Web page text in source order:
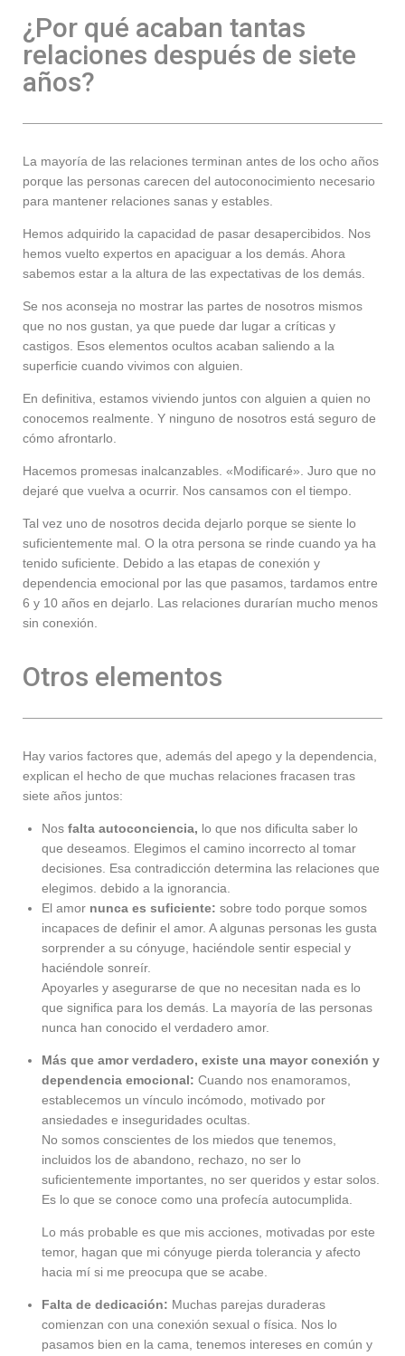
¿Por qué acaban tantas
relaciones después de siete
años?
La mayoría de las relaciones terminan antes de los ocho años
porque las personas carecen del autoconocimiento necesario
para mantener relaciones sanas y estables.
Hemos adquirido la capacidad de pasar desapercibidos. Nos
hemos vuelto expertos en apaciguar a los demás. Ahora
sabemos estar a la altura de las expectativas de los demás.
Se nos aconseja no mostrar las partes de nosotros mismos
que no nos gustan, ya que puede dar lugar a críticas y
castigos. Esos elementos ocultos acaban saliendo a la
superficie cuando vivimos con alguien.
En definitiva, estamos viviendo juntos con alguien a quien no
conocemos realmente. Y ninguno de nosotros está seguro de
cómo afrontarlo.
Hacemos promesas inalcanzables. «Modificaré». Juro que no
dejaré que vuelva a ocurrir. Nos cansamos con el tiempo.
Tal vez uno de nosotros decida dejarlo porque se siente lo
suficientemente mal. O la otra persona se rinde cuando ya ha
tenido suficiente. Debido a las etapas de conexión y
dependencia emocional por las que pasamos, tardamos entre
6 y 10 años en dejarlo. Las relaciones durarían mucho menos
sin conexión.
Otros elementos
Hay varios factores que, además del apego y la dependencia,
explican el hecho de que muchas relaciones fracasen tras
siete años juntos:
Nos falta autoconciencia, lo que nos dificulta saber lo
que deseamos. Elegimos el camino incorrecto al tomar
decisiones. Esa contradicción determina las relaciones que
elegimos. debido a la ignorancia.
El amor nunca es suficiente: sobre todo porque somos
incapaces de definir el amor. A algunas personas les gusta
sorprender a su cónyuge, haciéndole sentir especial y
haciéndole sonreír.
Apoyarles y asegurarse de que no necesitan nada es lo
que significa para los demás. La mayoría de las personas
nunca han conocido el verdadero amor.
Más que amor verdadero, existe una mayor conexión y
dependencia emocional: Cuando nos enamoramos,
establecemos un vínculo incómodo, motivado por
ansiedades e inseguridades ocultas.
No somos conscientes de los miedos que tenemos,
incluidos los de abandono, rechazo, no ser lo
suficientemente importantes, no ser queridos y estar solos.
Es lo que se conoce como una profecía autocumplida.
Lo más probable es que mis acciones, motivadas por este
temor, hagan que mi cónyuge pierda tolerancia y afecto
hacia mí si me preocupa que se acabe.
Falta de dedicación: Muchas parejas duraderas
comienzan con una conexión sexual o física. Nos lo
pasamos bien en la cama, tenemos intereses en común y